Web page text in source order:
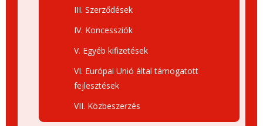
III. Szerződések
IV. Koncessziók
V. Egyéb kifizetések
VI. Európai Unió által támogatott
fejlesztések
VII. Közbeszerzés